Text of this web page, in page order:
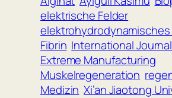
elektrische Felder
elektrohydrodynamisches
Fibrin International
Extreme Manufacturing
Muskelregeneration
Medizin Xi’an Jiaotong